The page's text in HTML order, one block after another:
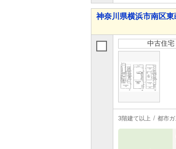
神奈川県横浜市南区
中古住宅
3階建て以上 都市ガ